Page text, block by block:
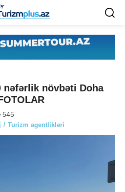
nəfərlik növbəti Doha
545
Turizm agentlikləri